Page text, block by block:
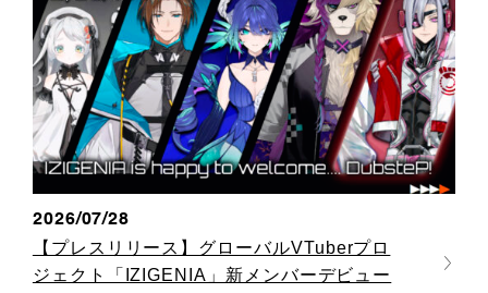
2026/07/28
【プレスリリース】グローバルVTuberプロ
ジェクト「IZIGENIA」新メンバーデビュー